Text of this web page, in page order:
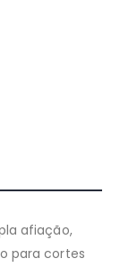
afiação,
para cortes